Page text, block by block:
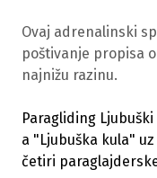
Ovaj adrenalinski
poštivanje propisa
najnižu razinu.
Paragliding
a "Ljubuška kula"
četiri